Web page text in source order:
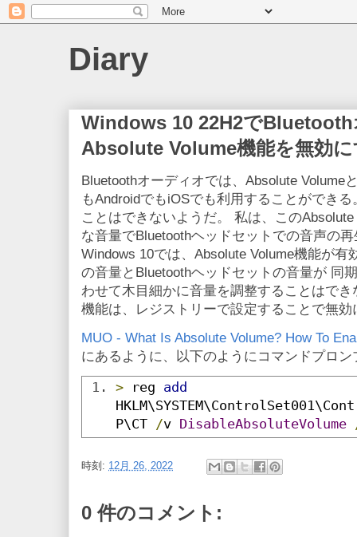
Diary
Windows 10 22H2で
Absolute Volume機能を無効
Bluetoothオーディオでは、Absolute Volume
もAndroidでもiOSでも利用することができ
ことはできないようだ。 私は、この
な音量でBluetoothヘッドセットでの音声の
Windows 10では、Absolute Volume機能が有
の音量とBluetoothヘッドセットの音量が 同
わせて木目細かに音量を調整することはで
機能は、レジストリーで設定することで無効
MUO - What Is Absolute Volume? How To
にあるように、以下のようにコマンドプロ
> reg add
P\CT /v DisableAbsoluteVolume
時刻: 12月 26, 2022
0 件のコメント: